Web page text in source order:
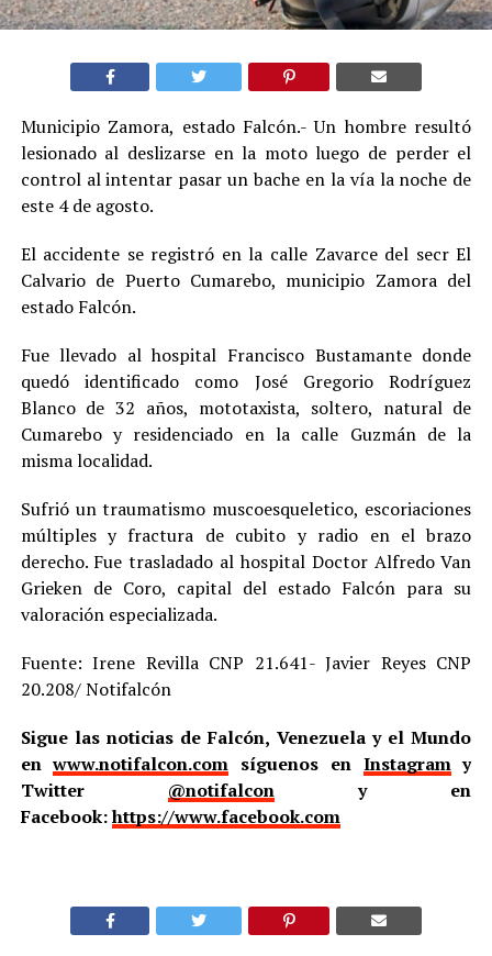
Municipio Zamora, estado Falcón.- Un hombre resultó
lesionado al deslizarse en la moto luego de perder el
control al intentar pasar un bache en la vía la noche de
este 4 de agosto.
El accidente se registró en la calle Zavarce del secr El
Calvario de Puerto Cumarebo, municipio Zamora del
estado Falcón.
Fue llevado al hospital Francisco Bustamante donde
quedó identificado como José Gregorio Rodríguez
Blanco de 32 años, mototaxista, soltero, natural de
Cumarebo y residenciado en la calle Guzmán de la
misma localidad.
Sufrió un traumatismo muscoesqueletico, escoriaciones
múltiples y fractura de cubito y radio en el brazo
derecho. Fue trasladado al hospital Doctor Alfredo Van
Grieken de Coro, capital del estado Falcón para su
valoración especializada.
Fuente: Irene Revilla CNP 21.641- Javier Reyes CNP
20.208/ Notifalcón
Sigue las noticias de Falcón, Venezuela y el Mundo
enwww.notifalcon.com síguenos en Instagramy
Twitter @notifalcony en
Facebook:https://www.facebook.com